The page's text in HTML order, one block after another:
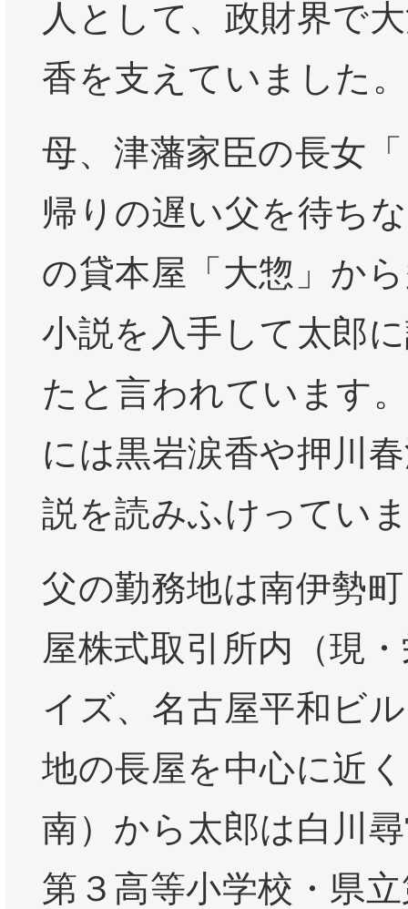
人として、政財界で
香を支えていました。
母、津藩家臣の長女
帰りの遅い父を待ち
の貸本屋「大惣」か
小説を入手して太郎
たと言われています
には黒岩涙香や押川
説を読みふけってい
父の勤務地は南伊勢
屋株式取引所内（現
イズ、名古屋平和ビ
地の長屋を中心に近
南）から太郎は白川
第３高等小学校・県